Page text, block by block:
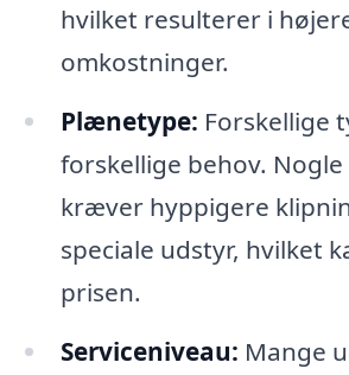
hvilket resulterer i
omkostninger.
Plænetype: Forskellige
forskellige behov.
kræver hyppigere
speciale udstyr, hvilket
prisen.
Serviceniveau: Mange